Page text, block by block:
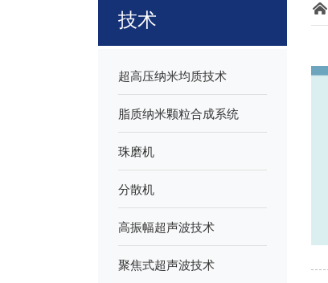
技术
超高压纳米均质技术
脂质纳米颗粒合成系统
珠磨机
分散机
高振幅超声波技术
聚焦式超声波技术